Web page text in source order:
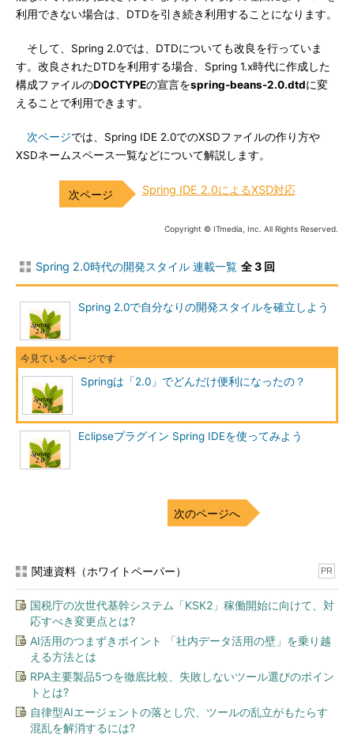
利用できない場合は、DTDを引き続き利用することになります。
そして、Spring 2.0では、DTDについても改良を行っていま
す。改良されたDTDを利用する場合、Spring 1.x時代に作成した
構成ファイルのDOCTYPEの宣言をspring-beans-2.0.dtdに変
えることで利用できます。
次ページでは、Spring IDE 2.0でのXSDファイルの作り方や
XSDネームスペース一覧などについて解説します。
Spring IDE 2.0によるXSD対応
Copyright © ITmedia, Inc. All Rights Reserved.
Spring 2.0時代の開発スタイル 連載一覧 全 3 回
Spring 2.0で自分なりの開発スタイルを確立しよう
Springは「2.0」でどんだけ便利になったの？
Eclipseプラグイン Spring IDEを使ってみよう
次のページへ
関連資料（ホワイトペーパー） PR
国税庁の次世代基幹システム「KSK2」稼働開始に向けて、対
応すべき変更点とは?
AI活用のつまずきポイント 「社内データ活用の壁」を乗り越
える方法とは
RPA主要製品5つを徹底比較、失敗しないツール選びのポイン
トとは?
自律型AIエージェントの落とし穴、ツールの乱立がもたらす
混乱を解消するには?